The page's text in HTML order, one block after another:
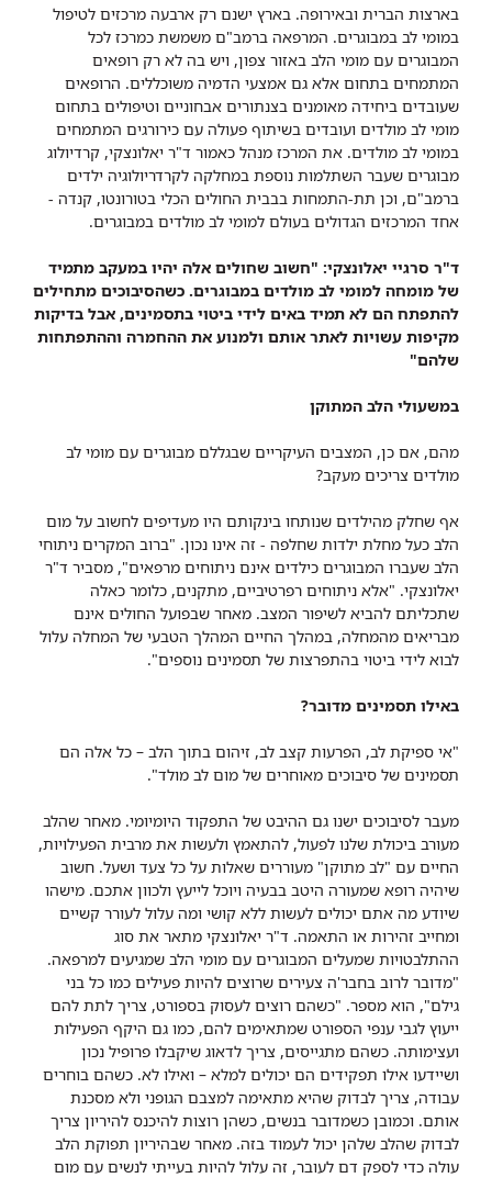
בארצות הברית ובאירופה. בארץ ישנם רק ארבעה מרכזים לטיפול
במומי לב במבוגרים. המרפאה ברמב"ם משמשת כמרכז לכל
המבוגרים עם מומי הלב באזור צפון, ויש בה לא רק רופאים
המתמחים בתחום אלא גם אמצעי הדמיה משוכללים. הרופאים
שעובדים ביחידה מאומנים בצנתורים אבחוניים וטיפולים בתחום
מומי לב מולדים ועובדים בשיתוף פעולה עם כירורגים המתמחים
במומי לב מולדים. את המרכז מנהל כאמור ד"ר יאלונצקי, קרדיולוג
מבוגרים שעבר השתלמות נוספת במחלקה לקרדריולוגיה ילדים
ברמב"ם, וכן תת-התמחות בבבית החולים הכלי בטורונטו, קנדה -
אחד המרכזים הגדולים בעולם למומי לב מולדים במבוגרים.
ד"ר סרגיי יאלונצקי: "חשוב שחולים אלה יהיו במעקב מתמיד
של מומחה למומי לב מולדים במבוגרים. כשהסיבוכים מתחילים
להתפתח הם לא תמיד באים לידי ביטוי בתסמינים, אבל בדיקות
מקיפות עשויות לאתר אותם ולמנוע את ההחמרה וההתפתחות
שלהם"​
במשעולי הלב המתוקן
מהם, אם כן, המצבים העיקריים שבגללם מבוגרים עם מומי לב
מולדים צריכים מעקב?
אף שחלק מהילדים שנותחו בינקותם היו מעדיפים לחשוב על מום
הלב כעל מחלת ילדות שחלפה - זה אינו נכון. "ברוב המקרים ניתוחי
הלב שעברו המבוגרים כילדים אינם ניתוחים מרפאים", מסביר ד"ר
יאלונצקי. "אלא ניתוחים רפרטיביים, מתקנים, כלומר כאלה
שתכליתם להביא לשיפור המצב. מאחר שבפועל החולים אינם
מבריאים מהמחלה, במהלך החיים המהלך הטבעי של המחלה עלול
לבוא לידי ביטוי בהתפרצות של תסמינים נוספים".
באילו תסמינים מדובר?
"אי ספיקת לב, הפרעות קצב לב, זיהום בתוך הלב – כל אלה הם
תסמינים של סיבוכים מאוחרים של מום לב מולד".
מעבר לסיבוכים ישנו גם ההיבט של התפקוד היומיומי. מאחר שהלב
מעורב ביכולת שלנו לפעול, להתאמץ ולעשות את מרבית הפעילויות,
החיים עם "לב מתוקן" מעוררים שאלות על כל צעד ושעל. חשוב
שיהיה רופא שמעורה היטב בבעיה ויוכל לייעץ ולכוון אתכם. מישהו
שיודע מה אתם יכולים לעשות ללא קושי ומה עלול לעורר קשיים
ומחייב זהירות או התאמה. ד"ר יאלונצקי מתאר את סוג
ההתלבטויות שמעלים המבוגרים עם מומי הלב שמגיעים למרפאה.
"מדובר לרוב בחבר'ה צעירים שרוצים להיות פעילים כמו כל בני
גילם", הוא מספר. "כשהם רוצים לעסוק בספורט, צריך לתת להם
ייעוץ לגבי ענפי הספורט שמתאימים להם, כמו גם היקף הפעילות
ועצימותה. כשהם מתגייסים, צריך לדאוג שיקבלו פרופיל נכון
ושיידעו אילו תפקידים הם יכולים למלא – ואילו לא. כשהם בוחרים
עבודה, צריך לבדוק שהיא מתאימה למצבם הגופני ולא מסכנת
אותם. וכמובן כשמדובר בנשים, כשהן רוצות להיכנס להיריון צריך
לבדוק שהלב שלהן יכול לעמוד בזה. מאחר שבהיריון תפוקת הלב
עולה כדי לספק דם לעובר, זה עלול להיות בעייתי לנשים עם מום